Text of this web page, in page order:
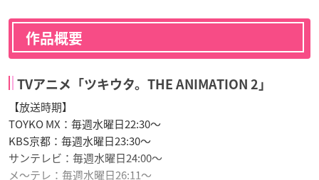
作品概要
TVアニメ「ツキウタ。THE ANIMATION 2」
【放送時期】
TOYKO MX：毎週水曜日22:30〜
KBS京都：毎週水曜日23:30〜
サンテレビ：毎週水曜日24:00〜
メ〜テレ：毎週水曜日26:11〜